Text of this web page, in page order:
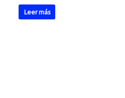
Leer más